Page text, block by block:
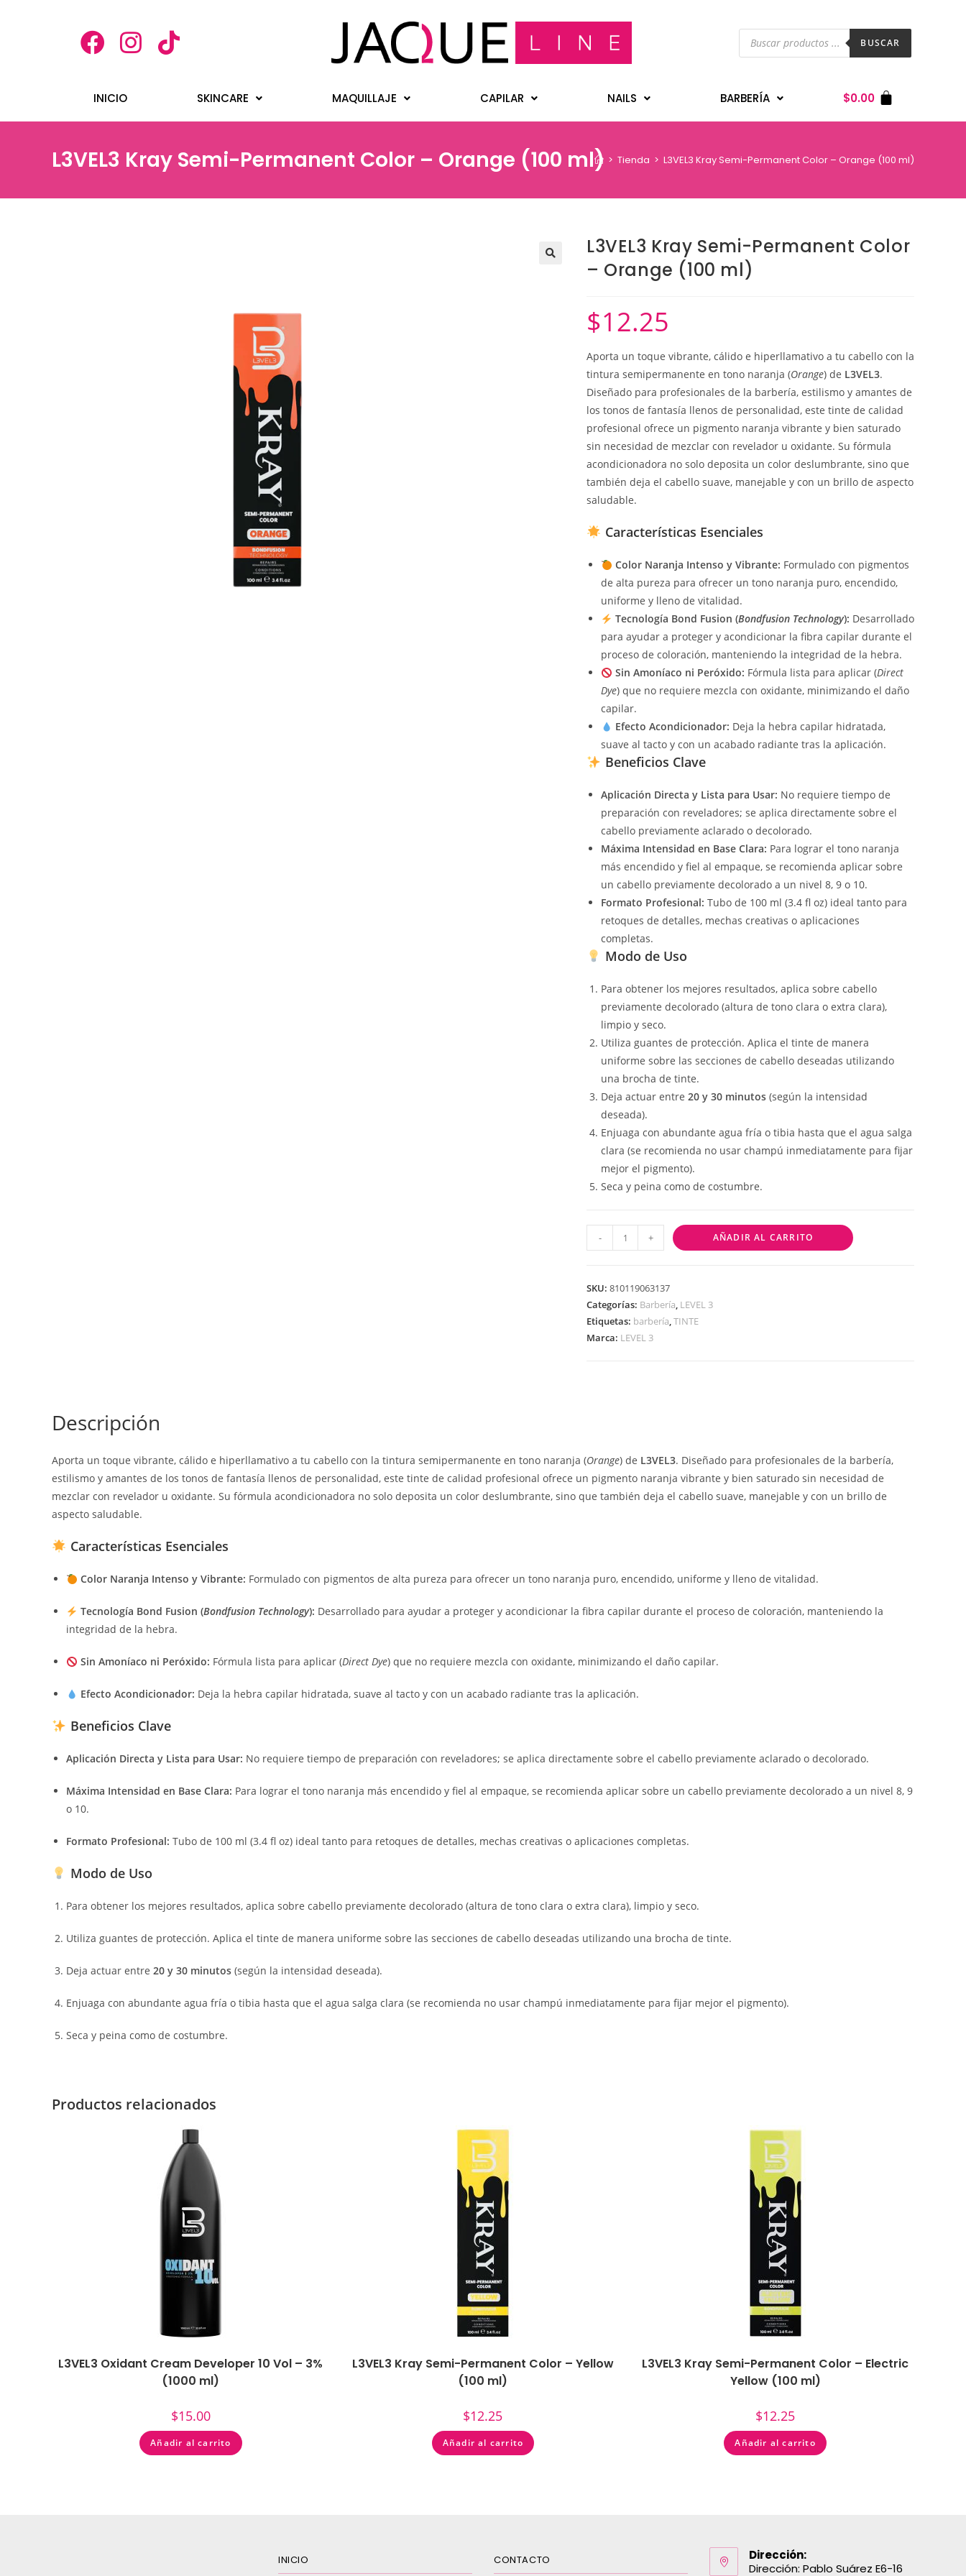
BUSCAR
INICIO SKINCARE MAQUILLAJE CAPILAR NAILS BARBERÍA $0.00
L3VEL3 Kray Semi-Permanent Color – Orange (100 ml) > Tienda > L3VEL3 Kray Semi-Permanent Color – Orange (100 ml)
L3VEL3 Kray Semi-Permanent Color
– Orange (100 ml)
$12.25
Aporta un toque vibrante, cálido e hiperllamativo a tu cabello con la
tintura semipermanente en tono naranja (Orange) de L3VEL3.
Diseñado para profesionales de la barbería, estilismo y amantes de
los tonos de fantasía llenos de personalidad, este tinte de calidad
profesional ofrece un pigmento naranja vibrante y bien saturado
sin necesidad de mezclar con revelador u oxidante. Su fórmula
acondicionadora no solo deposita un color deslumbrante, sino que
también deja el cabello suave, manejable y con un brillo de aspecto
saludable.
Características Esenciales
Color Naranja Intenso y Vibrante: Formulado con pigmentos
de alta pureza para ofrecer un tono naranja puro, encendido,
uniforme y lleno de vitalidad.
Tecnología Bond Fusion (Bondfusion Technology): Desarrollado
para ayudar a proteger y acondicionar la fibra capilar durante el
proceso de coloración, manteniendo la integridad de la hebra.
Sin Amoníaco ni Peróxido: Fórmula lista para aplicar (Direct
Dye) que no requiere mezcla con oxidante, minimizando el daño
capilar.
Efecto Acondicionador: Deja la hebra capilar hidratada,
suave al tacto y con un acabado radiante tras la aplicación.
Beneficios Clave
Aplicación Directa y Lista para Usar: No requiere tiempo de
preparación con reveladores; se aplica directamente sobre el
cabello previamente aclarado o decolorado.
Máxima Intensidad en Base Clara: Para lograr el tono naranja
más encendido y fiel al empaque, se recomienda aplicar sobre
un cabello previamente decolorado a un nivel 8, 9 o 10.
Formato Profesional: Tubo de 100 ml (3.4 fl oz) ideal tanto para
retoques de detalles, mechas creativas o aplicaciones
completas.
Modo de Uso
Para obtener los mejores resultados, aplica sobre cabello
previamente decolorado (altura de tono clara o extra clara),
limpio y seco.
Utiliza guantes de protección. Aplica el tinte de manera
uniforme sobre las secciones de cabello deseadas utilizando
una brocha de tinte.
Deja actuar entre 20 y 30 minutos (según la intensidad
deseada).
Enjuaga con abundante agua fría o tibia hasta que el agua salga
clara (se recomienda no usar champú inmediatamente para fijar
mejor el pigmento).
Seca y peina como de costumbre.
- + AÑADIR AL CARRITO
SKU: 810119063137
Categorías: Barbería, LEVEL 3
Etiquetas: barbería,TINTE
Marca: LEVEL 3
Descripción
Aporta un toque vibrante, cálido e hiperllamativo a tu cabello con la tintura semipermanente en tono naranja (Orange) de L3VEL3. Diseñado para profesionales de la barbería,
estilismo y amantes de los tonos de fantasía llenos de personalidad, este tinte de calidad profesional ofrece un pigmento naranja vibrante y bien saturado sin necesidad de
mezclar con revelador u oxidante. Su fórmula acondicionadora no solo deposita un color deslumbrante, sino que también deja el cabello suave, manejable y con un brillo de
aspecto saludable.
Características Esenciales
Color Naranja Intenso y Vibrante: Formulado con pigmentos de alta pureza para ofrecer un tono naranja puro, encendido, uniforme y lleno de vitalidad.
Tecnología Bond Fusion (Bondfusion Technology): Desarrollado para ayudar a proteger y acondicionar la fibra capilar durante el proceso de coloración, manteniendo la
integridad de la hebra.
Sin Amoníaco ni Peróxido: Fórmula lista para aplicar (Direct Dye) que no requiere mezcla con oxidante, minimizando el daño capilar.
Efecto Acondicionador: Deja la hebra capilar hidratada, suave al tacto y con un acabado radiante tras la aplicación.
Beneficios Clave
Aplicación Directa y Lista para Usar: No requiere tiempo de preparación con reveladores; se aplica directamente sobre el cabello previamente aclarado o decolorado.
Máxima Intensidad en Base Clara: Para lograr el tono naranja más encendido y fiel al empaque, se recomienda aplicar sobre un cabello previamente decolorado a un nivel 8, 9
o 10.
Formato Profesional: Tubo de 100 ml (3.4 fl oz) ideal tanto para retoques de detalles, mechas creativas o aplicaciones completas.
Modo de Uso
Para obtener los mejores resultados, aplica sobre cabello previamente decolorado (altura de tono clara o extra clara), limpio y seco.
Utiliza guantes de protección. Aplica el tinte de manera uniforme sobre las secciones de cabello deseadas utilizando una brocha de tinte.
Deja actuar entre 20 y 30 minutos (según la intensidad deseada).
Enjuaga con abundante agua fría o tibia hasta que el agua salga clara (se recomienda no usar champú inmediatamente para fijar mejor el pigmento).
Seca y peina como de costumbre.
Productos relacionados
L3VEL3 Oxidant Cream Developer 10 Vol – 3%
(1000 ml)
$15.00
Añadir al carrito
L3VEL3 Kray Semi-Permanent Color – Yellow
(100 ml)
$12.25
Añadir al carrito
L3VEL3 Kray Semi-Permanent Color – Electric
Yellow (100 ml)
$12.25
Añadir al carrito
INICIO CONTACTO
Dirección:
Dirección: Pablo Suárez E6-16